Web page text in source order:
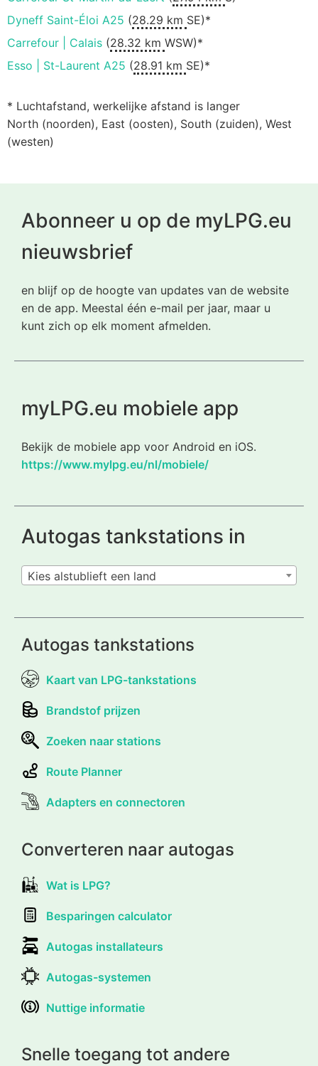
Dyneff Saint-Éloi A25 (28.29 km SE)*
Carrefour | Calais (28.32 km WSW)*
Esso | St-Laurent A25 (28.91 km SE)*
* Luchtafstand, werkelijke afstand is langer
North (noorden), East (oosten), South (zuiden), West
(westen)
Abonneer u op de myLPG.eu
nieuwsbrief
en blijf op de hoogte van updates van de website
en de app. Meestal één e-mail per jaar, maar u
kunt zich op elk moment afmelden.
myLPG.eu mobiele app
Bekijk de mobiele app voor Android en iOS.
https://www.mylpg.eu/nl/mobiele/
Autogas tankstations in
Kies alstublieft een land
Autogas tankstations
Kaart van LPG-tankstations
Brandstof prijzen
Zoeken naar stations
Route Planner
Adapters en connectoren
Converteren naar autogas
Wat is LPG?
Besparingen calculator
Autogas installateurs
Autogas-systemen
Nuttige informatie
Snelle toegang tot andere